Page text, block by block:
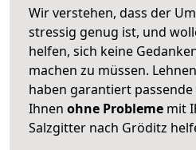
Wir verstehen, dass der
stressig genug ist, und
helfen, sich keine
machen zu müssen.
haben garantiert
Ihnen ohne Probleme mit
Salzgitter nach Gröditz